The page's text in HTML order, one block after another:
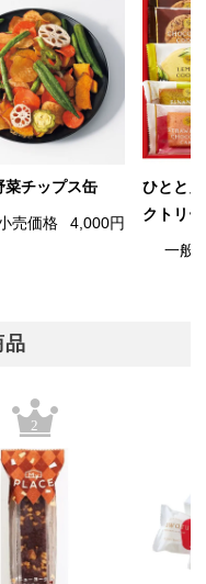
チップス缶
売価格 4,000円
ひとと
クトリ
一般
品
2